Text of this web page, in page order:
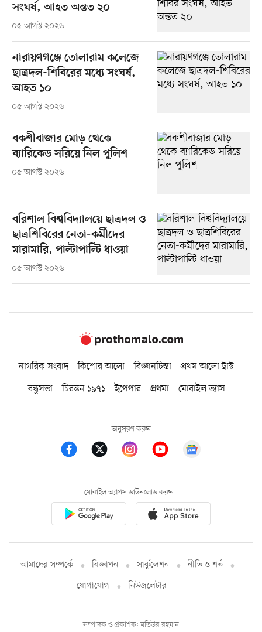
সংঘর্ষ, আহত অন্তত ২০
০৫ আগস্ট ২০২৬
নারায়ণগঞ্জে তোলারাম কলেজে
ছাত্রদল-শিবিরের মধ্যে সংঘর্ষ,
আহত ১০
০৫ আগস্ট ২০২৬
বকশীবাজার মোড় থেকে
ব্যারিকেড সরিয়ে নিল পুলিশ
০৫ আগস্ট ২০২৬
বরিশাল বিশ্ববিদ্যালয়ে ছাত্রদল ও
ছাত্রশিবিরের নেতা-কর্মীদের
মারামারি, পাল্টাপাল্টি ধাওয়া
০৫ আগস্ট ২০২৬
নাগরিক সংবাদ কিশোর আলো বিজ্ঞানচিন্তা
প্রথম আলো ট্রাস্ট
বন্ধুসভা
চিরন্তন ১৯৭১ ইপেপার প্রথমা মোবাইল ভ্যাস
অনুসরণ করুন
মোবাইল অ্যাপস ডাউনলোড করুন
আমাদের সম্পর্কে বিজ্ঞাপন সার্কুলেশন
নীতি ও শর্ত
যোগাযোগ
নিউজলেটার
সম্পাদক ও প্রকাশক: মতিউর রহমান